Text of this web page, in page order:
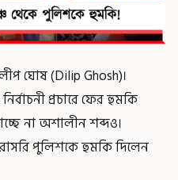
ঘোষ (Dilip Ghosh)।
নির্বাচনী প্রচারে ফের হুমকি
না অশালীন শব্দও।
পুলিশকে হুমকি দিলেন